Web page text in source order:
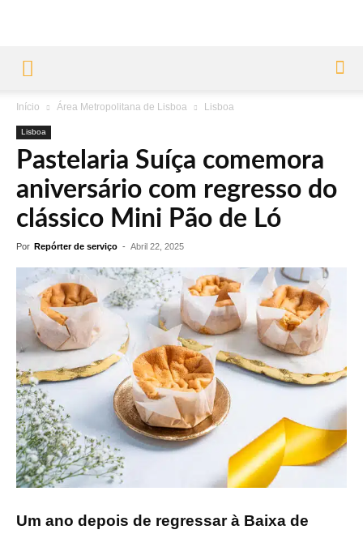
Início Área Metropolitana de Lisboa Lisboa
Lisboa
Pastelaria Suíça comemora
aniversário com regresso do
clássico Mini Pão de Ló
Por Repórter de serviço - Abril 22, 2025
Um ano depois de regressar à Baixa de